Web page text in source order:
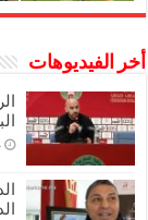
أخر الفيديوهات